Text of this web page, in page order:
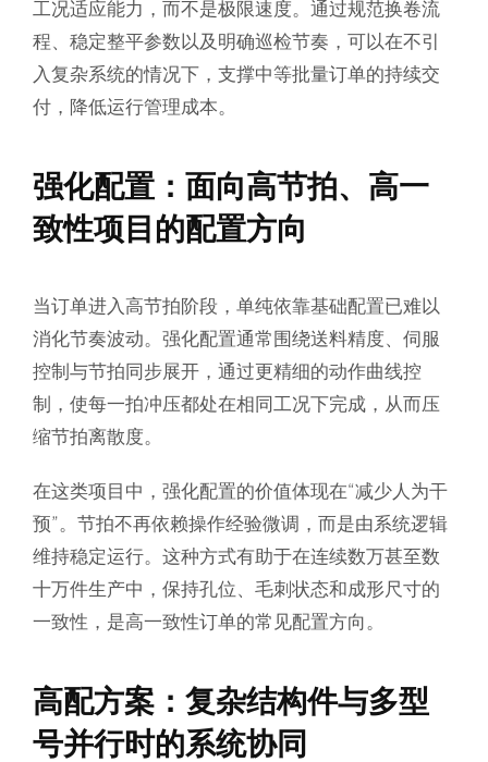
工况适应能力，而不是极限速度。通过规范换卷流
程、稳定整平参数以及明确巡检节奏，可以在不引
入复杂系统的情况下，支撑中等批量订单的持续交
付，降低运行管理成本。
强化配置：面向高节拍、高一
致性项目的配置方向
当订单进入高节拍阶段，单纯依靠基础配置已难以
消化节奏波动。强化配置通常围绕送料精度、伺服
控制与节拍同步展开，通过更精细的动作曲线控
制，使每一拍冲压都处在相同工况下完成，从而压
缩节拍离散度。
在这类项目中，强化配置的价值体现在“减少人为干
预”。节拍不再依赖操作经验微调，而是由系统逻辑
维持稳定运行。这种方式有助于在连续数万甚至数
十万件生产中，保持孔位、毛刺状态和成形尺寸的
一致性，是高一致性订单的常见配置方向。
高配方案：复杂结构件与多型
号并行时的系统协同